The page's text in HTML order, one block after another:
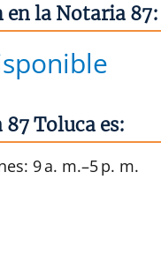
en la Notaria 87:
Toluca es:
9 a. m.–5 p. m.